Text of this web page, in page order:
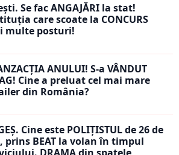
Se fac ANGAJĂRI la stat!
care scoate la CONCURS
multe posturi!
ANULUI! S-a VÂNDUT
Cine a preluat cel mai mare
din România?
Cine este POLIȚISTUL de 26 de
prins BEAT la volan în timpul